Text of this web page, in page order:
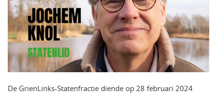
De GrienLinks-Statenfractie diende op 28 februari 2024